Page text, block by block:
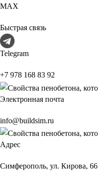
МАХ
Быстрая связь
Telegram
+7 978 168 83 92
Электронная почта
info@buildsim.ru
Адрес
Симферополь, ул. Кирова, 66